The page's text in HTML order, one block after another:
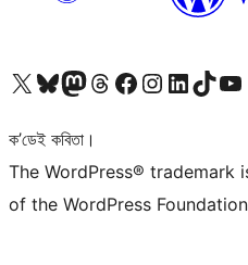
আমাৰ X (আগৰ Twitter) একাউণ্টলৈ যাওকআমাৰ Bluesky একাউণ্টলৈ যাওকআমাৰ Mastodon একাউণ্টলৈ যাওকআমাৰ Threads একাউণ্টলৈ যাওকআমাৰ Facebook পৃষ্ঠালৈ যাওকআমাৰ Instagram একাউণ্টলৈ যাওকআমাৰ LinkedIn একাউণ্টলৈ যাওকআমাৰ TikTok একাউণ্টলৈ যাওক
আমাৰ YouTube
ক’ডেই কবিতা।
The WordPress®
of the WordPress